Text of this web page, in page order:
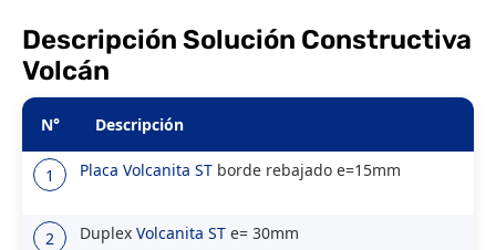
Descripción Solución Constructiva
Volcán
N° Descripción
1 Placa Volcanita ST borde rebajado e=15mm
2 Duplex Volcanita ST e= 30mm